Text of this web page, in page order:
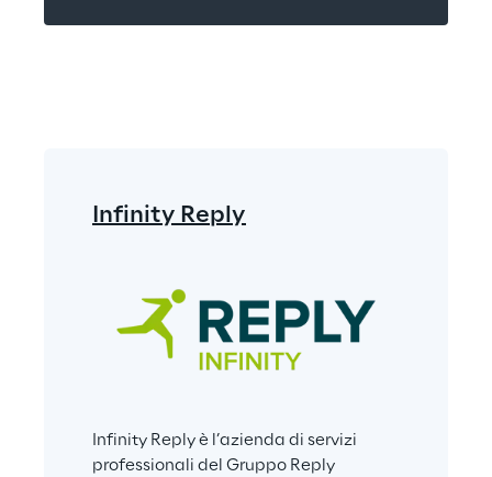
Infinity Reply
Infinity Reply è l’azienda di servizi
professionali del Gruppo Reply